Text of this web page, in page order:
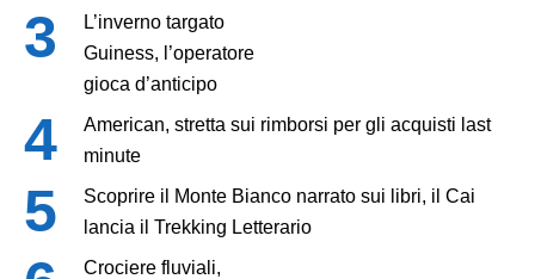
L’inverno targato
Guiness, l’operatore
gioca d’anticipo
American, stretta sui rimborsi per gli acquisti last
minute
Scoprire il Monte Bianco narrato sui libri, il Cai
lancia il Trekking Letterario
Crociere fluviali,